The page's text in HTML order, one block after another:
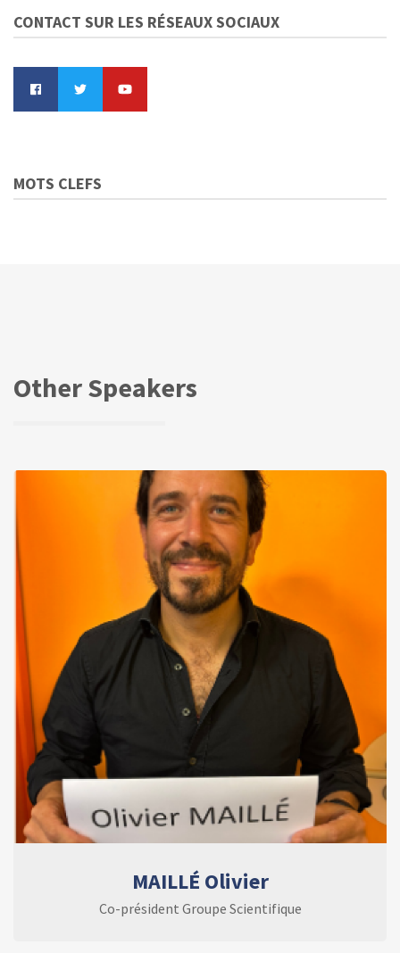
CONTACT SUR LES RÉSEAUX SOCIAUX
MOTS CLEFS
Other Speakers
MAILLÉ Olivier
Co-président Groupe Scientifique